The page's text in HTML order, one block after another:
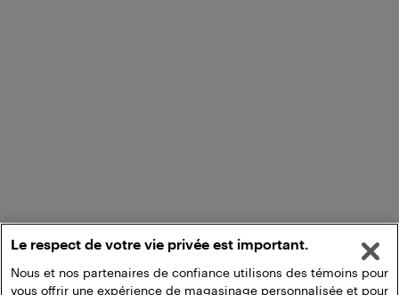
Le respect de votre vie privée est important.
Nous et nos partenaires de confiance utilisons des témoins pour
vous offrir une expérience de magasinage personnalisée et pour